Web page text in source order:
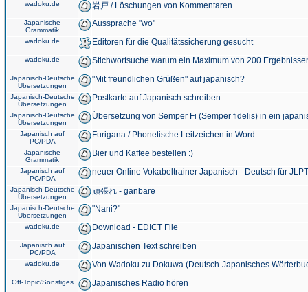
wadoku.de 岩戸 / Löschungen von Kommentaren
Japanische
Grammatik
Aussprache "wo"
wadoku.de Editoren für die Qualitätssicherung gesucht
wadoku.de Stichwortsuche warum ein Maximum von 200
Japanisch-Deutsche
Übersetzungen
"Mit freundlichen Grüßen" auf japanisch?
Japanisch-Deutsche
Übersetzungen
Postkarte auf Japanisch schreiben
Japanisch-Deutsche
Übersetzungen
Übersetzung von Semper Fi (Semper fidelis) in ein
Japanisch auf
PC/PDA
Furigana / Phonetische Leitzeichen in Word
Japanische
Grammatik
Bier und Kaffee bestellen :)
Japanisch auf
PC/PDA
neuer Online Vokabeltrainer Japanisch - Deutsch für
Japanisch-Deutsche
Übersetzungen
頑張れ - ganbare
Japanisch-Deutsche
Übersetzungen
"Nani?"
wadoku.de Download - EDICT File
Japanisch auf
PC/PDA
Japanischen Text schreiben
wadoku.de Von Wadoku zu Dokuwa (Deutsch-Japanisches
Off-Topic/Sonstiges Japanisches Radio hören